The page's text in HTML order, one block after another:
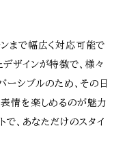
まで幅広く対応可能で
ザインが特徴で、様々
ーシブルのため、その日
情を楽しめるのが魅力
、あなただけのスタイ